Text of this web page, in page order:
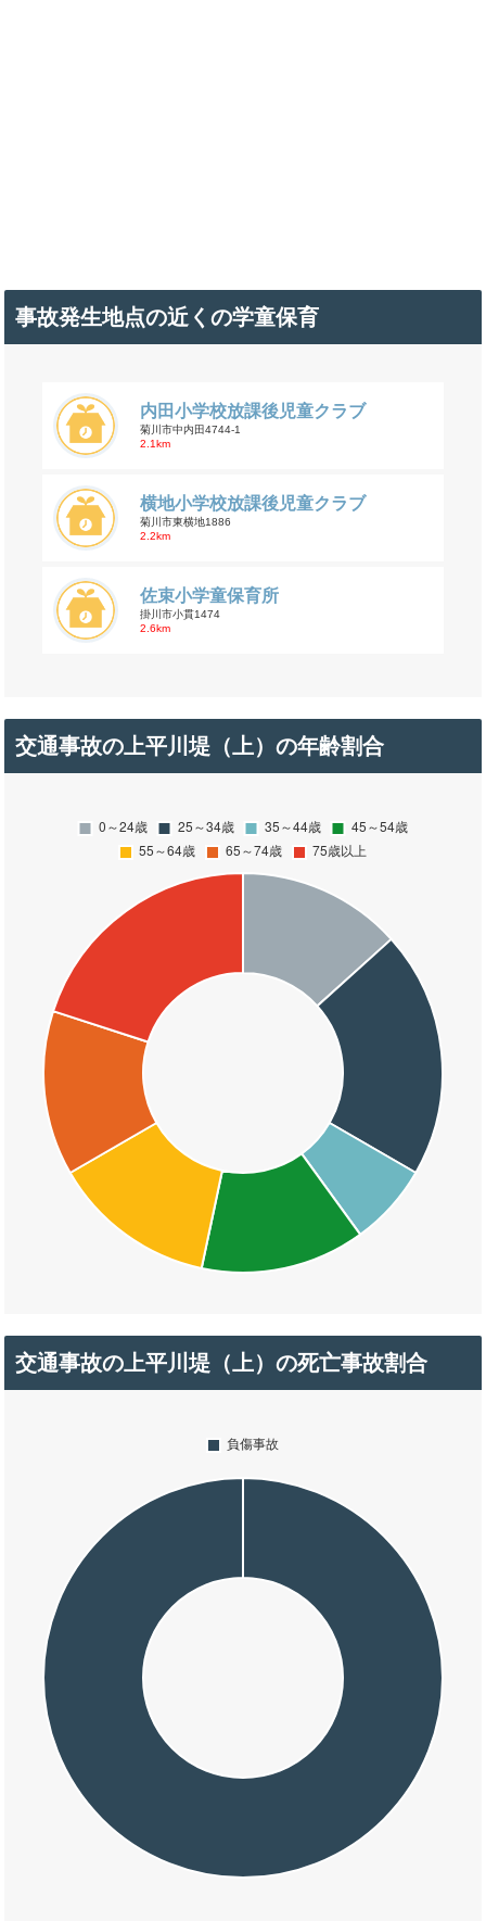
事故発生地点の近くの学童保育
内田小学校放課後児童クラブ
菊川市中内田4744-1
2.1km
横地小学校放課後児童クラブ
菊川市東横地1886
2.2km
佐束小学童保育所
掛川市小貫1474
2.6km
交通事故の上平川堤（上）の年齢割合
交通事故の上平川堤（上）の死亡事故割合